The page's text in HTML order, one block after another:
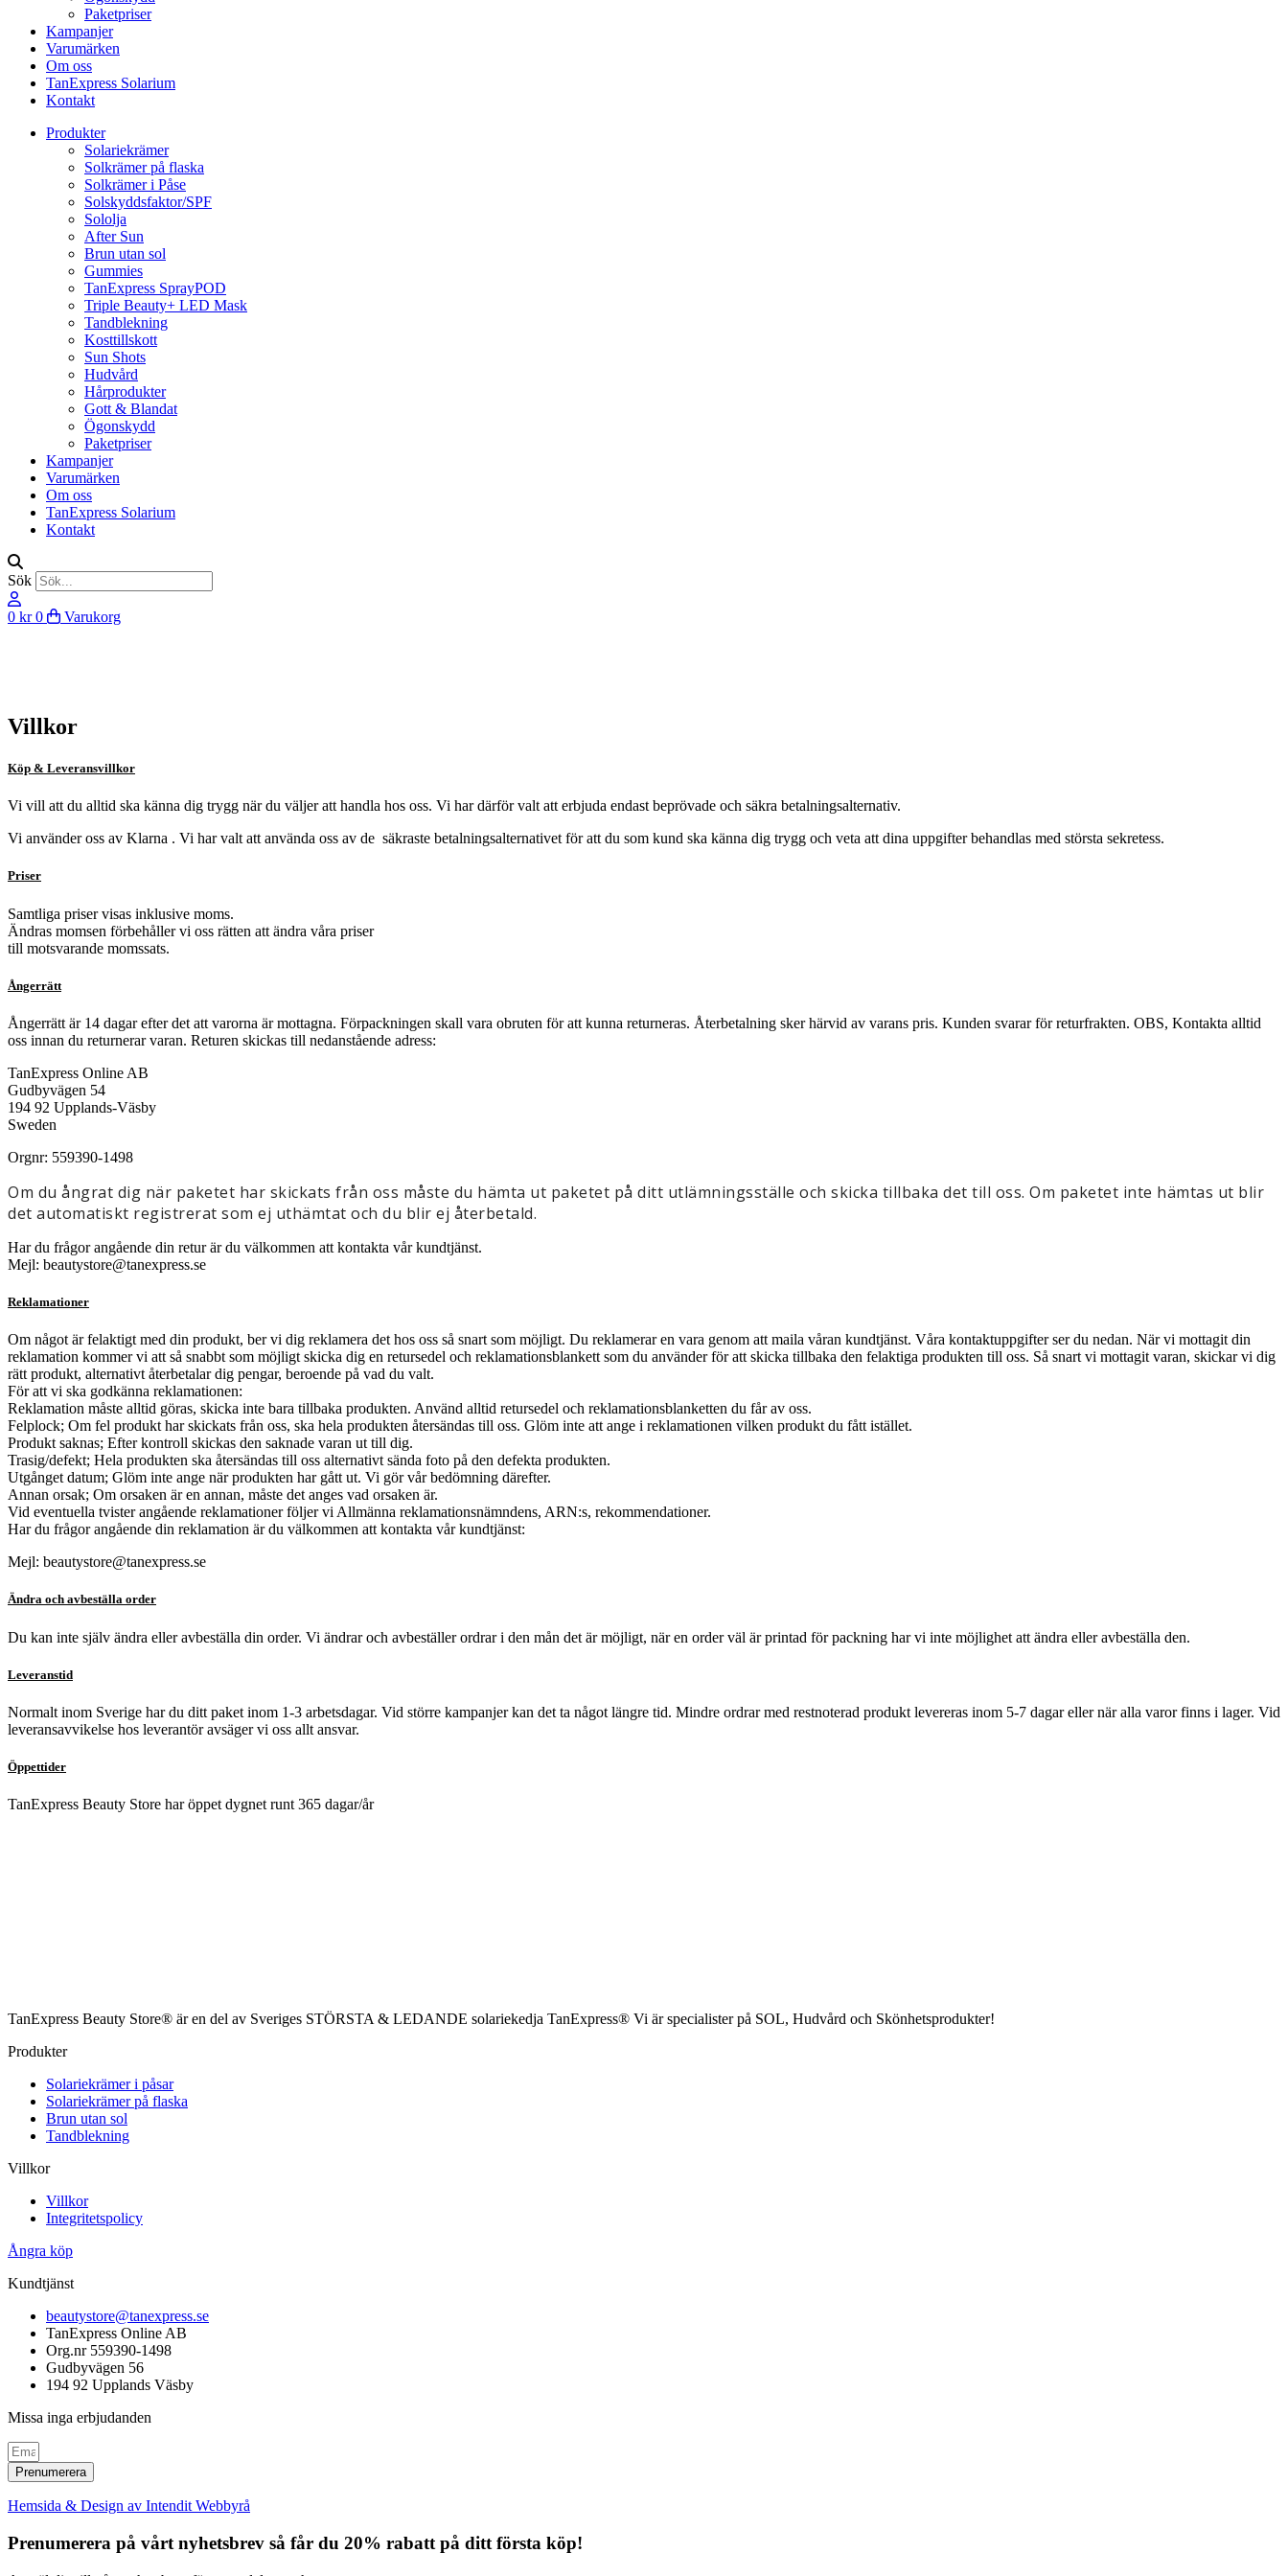
Paketpriser
Kampanjer
Varumärken
Om oss
TanExpress Solarium
Kontakt
Produkter
Solariekrämer
Solkrämer på flaska
Solkrämer i Påse
Solskyddsfaktor/SPF
Sololja
After Sun
Brun utan sol
Gummies
TanExpress SprayPOD
Triple Beauty+ LED Mask
Tandblekning
Kosttillskott
Sun Shots
Hudvård
Hårprodukter
Gott & Blandat
Ögonskydd
Paketpriser
Kampanjer
Varumärken
Om oss
TanExpress Solarium
Kontakt
Sök
0 kr 0 Varukorg
Villkor
Köp & Leveransvillkor
Vi vill att du alltid ska känna dig trygg när du väljer att handla hos oss. Vi har därför valt att erbjuda endast beprövade och säkra betalningsalternativ.
Vi använder oss av Klarna . Vi har valt att använda oss av de säkraste betalningsalternativet för att du som kund ska känna dig trygg och veta att dina uppgifter behandlas med största sekretess.
Priser
Samtliga priser visas inklusive moms.
Ändras momsen förbehåller vi oss rätten att ändra våra priser
till motsvarande momssats.
Ångerrätt
Ångerrätt är 14 dagar efter det att varorna är mottagna. Förpackningen skall vara obruten för att kunna returneras. Återbetalning sker härvid av varans pris. Kunden svarar för returfrakten. OBS, Kontakta alltid
oss innan du returnerar varan. Returen skickas till nedanstående adress:
TanExpress Online AB
Gudbyvägen 54
194 92 Upplands-Väsby
Sweden
Orgnr: 559390-1498
Om du ångrat dig när paketet har skickats från oss måste du hämta ut paketet på ditt utlämningsställe och skicka tillbaka det till oss. Om paketet inte hämtas ut blir
det automatiskt registrerat som ej uthämtat och du blir ej återbetald.
Har du frågor angående din retur är du välkommen att kontakta vår kundtjänst.
Mejl: beautystore@tanexpress.se
Reklamationer
Om något är felaktigt med din produkt, ber vi dig reklamera det hos oss så snart som möjligt. Du reklamerar en vara genom att maila våran kundtjänst. Våra kontaktuppgifter ser du nedan. När vi mottagit din
reklamation kommer vi att så snabbt som möjligt skicka dig en retursedel och reklamationsblankett som du använder för att skicka tillbaka den felaktiga produkten till oss. Så snart vi mottagit varan, skickar vi dig
rätt produkt, alternativt återbetalar dig pengar, beroende på vad du valt.
För att vi ska godkänna reklamationen:
Reklamation måste alltid göras, skicka inte bara tillbaka produkten. Använd alltid retursedel och reklamationsblanketten du får av oss.
Felplock; Om fel produkt har skickats från oss, ska hela produkten återsändas till oss. Glöm inte att ange i reklamationen vilken produkt du fått istället.
Produkt saknas; Efter kontroll skickas den saknade varan ut till dig.
Trasig/defekt; Hela produkten ska återsändas till oss alternativt sända foto på den defekta produkten.
Utgånget datum; Glöm inte ange när produkten har gått ut. Vi gör vår bedömning därefter.
Annan orsak; Om orsaken är en annan, måste det anges vad orsaken är.
Vid eventuella tvister angående reklamationer följer vi Allmänna reklamationsnämndens, ARN:s, rekommendationer.
Har du frågor angående din reklamation är du välkommen att kontakta vår kundtjänst:
Mejl: beautystore@tanexpress.se
Ändra och avbeställa order
Du kan inte själv ändra eller avbeställa din order. Vi ändrar och avbeställer ordrar i den mån det är möjligt, när en order väl är printad för packning har vi inte möjlighet att ändra eller avbeställa den.
Leveranstid
Normalt inom Sverige har du ditt paket inom 1-3 arbetsdagar. Vid större kampanjer kan det ta något längre tid. Mindre ordrar med restnoterad produkt levereras inom 5-7 dagar eller när alla varor finns i lager. Vid
leveransavvikelse hos leverantör avsäger vi oss allt ansvar.
Öppettider
TanExpress Beauty Store har öppet dygnet runt 365 dagar/år
TanExpress Beauty Store® är en del av Sveriges STÖRSTA & LEDANDE solariekedja TanExpress® Vi är specialister på SOL, Hudvård och Skönhetsprodukter!
Produkter
Solariekrämer i påsar
Solariekrämer på flaska
Brun utan sol
Tandblekning
Villkor
Villkor
Integritetspolicy
Ångra köp
Kundtjänst
beautystore@tanexpress.se
TanExpress Online AB
Org.nr 559390-1498
Gudbyvägen 56
194 92 Upplands Väsby
Missa inga erbjudanden
Prenumerera
Hemsida & Design av Intendit Webbyrå
Prenumerera på vårt nyhetsbrev så får du 20% rabatt på ditt första köp!